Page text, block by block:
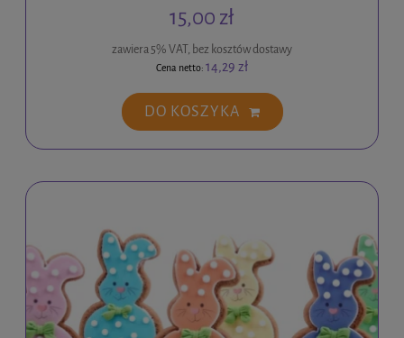
15,00 zł
zawiera 5% VAT, bez kosztów dostawy
Cena netto: 14,29 zł
DO KOSZYKA